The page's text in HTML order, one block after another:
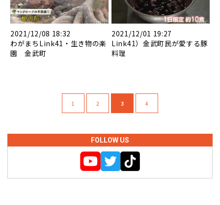
2021/12/08 18:32
わがまちLink41・生き物の楽
園 金武町
2021/12/01 19:27
Link41）金武町民が愛する豚
料理
1 2 3 4
FOLLOW US